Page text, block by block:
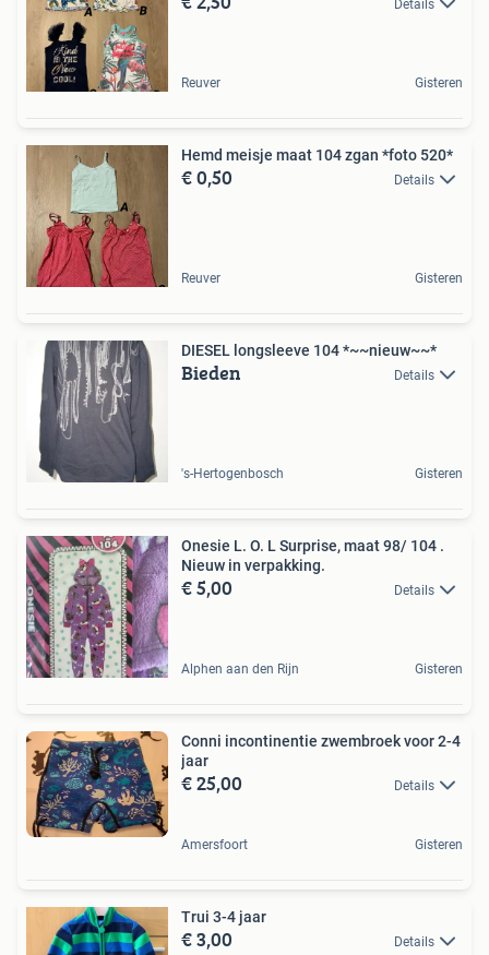
Details
Reuver Gisteren
Hemd meisje maat 104 zgan *foto 520*
€ 0,50 Details
Reuver Gisteren
DIESEL longsleeve 104 *~~nieuw~~*
Bieden Details
's-Hertogenbosch Gisteren
Onesie L. O. L Surprise, maat 98/ 104 .
Nieuw in verpakking.
€ 5,00 Details
Alphen aan den Rijn Gisteren
Conni incontinentie zwembroek voor 2-4
jaar
€ 25,00 Details
Amersfoort Gisteren
Trui 3-4 jaar
€ 3,00 Details